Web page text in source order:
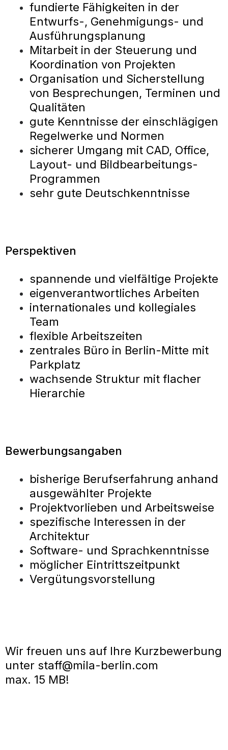
fundierte Fähigkeiten in der
Entwurfs-, Genehmigungs- und
Ausführungsplanung
Mitarbeit in der Steuerung und
Koordination von Projekten
Organisation und Sicherstellung
von Besprechungen, Terminen und
Qualitäten
gute Kenntnisse der einschlägigen
Regelwerke und Normen
sicherer Umgang mit CAD, Office,
Layout- und Bildbearbeitungs-
Programmen
sehr gute Deutschkenntnisse
Perspektiven
spannende und vielfältige Projekte
eigenverantwortliches Arbeiten
internationales und kollegiales
Team
flexible Arbeitszeiten
zentrales Büro in Berlin-Mitte mit
Parkplatz
wachsende Struktur mit flacher
Hierarchie
Bewerbungsangaben
bisherige Berufserfahrung anhand
ausgewählter Projekte
Projektvorlieben und Arbeitsweise
spezifische Interessen in der
Architektur
Software- und Sprachkenntnisse
möglicher Eintrittszeitpunkt
Vergütungsvorstellung
Wir freuen uns auf Ihre Kurzbewerbung
unter staff@mila-berlin.com
max. 15 MB!